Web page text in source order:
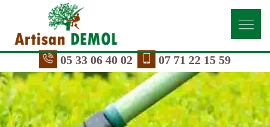
05 33 06 40 02 07 71 22 15 59